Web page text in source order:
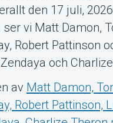
den 17 juli,
vi Matt Damon,
Robert Pattinson
och
av Matt Damon,
Robert Pattinson,